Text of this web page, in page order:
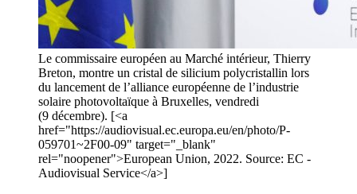
Le commissaire européen au Marché intérieur, Thierry
Breton, montre un cristal de silicium polycristallin lors
du lancement de l’alliance européenne de l’industrie
solaire photovoltaïque à Bruxelles, vendredi
(9 décembre). [<a
href="https://audiovisual.ec.europa.eu/en/photo/P-
059701~2F00-09" target="_blank"
rel="noopener">European Union, 2022. Source: EC -
Audiovisual Service</a>]